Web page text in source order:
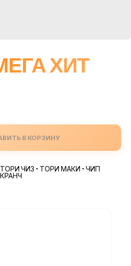
ХИТ
В КОРЗИНУ
ЧИЗ • ТОРИ МАКИ • ЧИП